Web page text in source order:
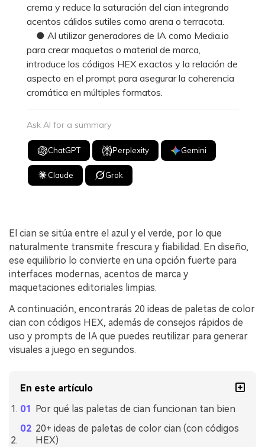
crema y reduce la saturación del cian integrando
acentos cálidos sutiles como arena o terracota.
● Al utilizar generadores de IA como Media.io
para crear maquetas o material de marca,
introduce los códigos HEX exactos y la relación de
aspecto en el prompt para asegurar la coherencia
cromática en múltiples formatos.
Ask AI for a summary
ChatGPT Perplexity Gemini
Claude Grok
El cian se sitúa entre el azul y el verde, por lo que
naturalmente transmite frescura y fiabilidad. En diseño,
ese equilibrio lo convierte en una opción fuerte para
interfaces modernas, acentos de marca y
maquetaciones editoriales limpias.
A continuación, encontrarás 20 ideas de paletas de color
cian con códigos HEX, además de consejos rápidos de
uso y prompts de IA que puedes reutilizar para generar
visuales a juego en segundos.
En este artículo
Por qué las paletas de cian funcionan tan bien
20+ ideas de paletas de color cian (con códigos
HEX)